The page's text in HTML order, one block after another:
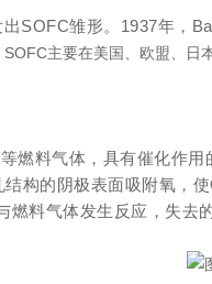
SOFC雏形。1937年，
主要在美国、欧盟、日
燃料气体，具有催化作
构的阴极表面吸附氧
料气体发生反应，失去